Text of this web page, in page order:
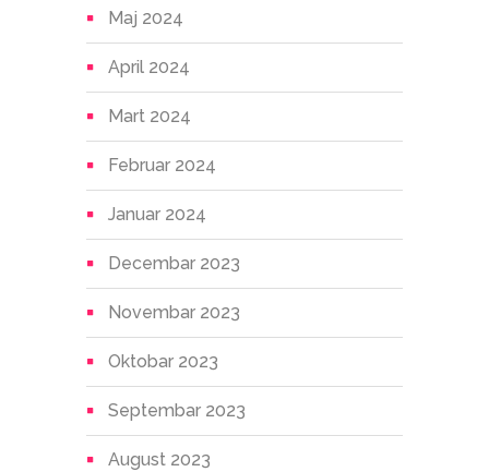
Maj 2024
April 2024
Mart 2024
Februar 2024
Januar 2024
Decembar 2023
Novembar 2023
Oktobar 2023
Septembar 2023
August 2023